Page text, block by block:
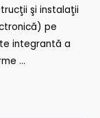
şi instalaţii
pe
integrantă a
…